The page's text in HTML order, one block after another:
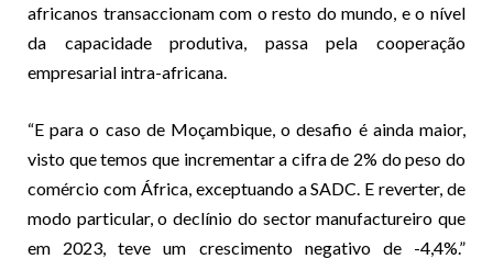
africanos transaccionam com o resto do mundo, e o nível
da capacidade produtiva, passa pela cooperação
empresarial intra-africana.
“E para o caso de Moçambique, o desafio é ainda maior,
visto que temos que incrementar a cifra de 2% do peso do
comércio com África, exceptuando a SADC. E reverter, de
modo particular, o declínio do sector manufactureiro que
em 2023, teve um crescimento negativo de -4,4%.”